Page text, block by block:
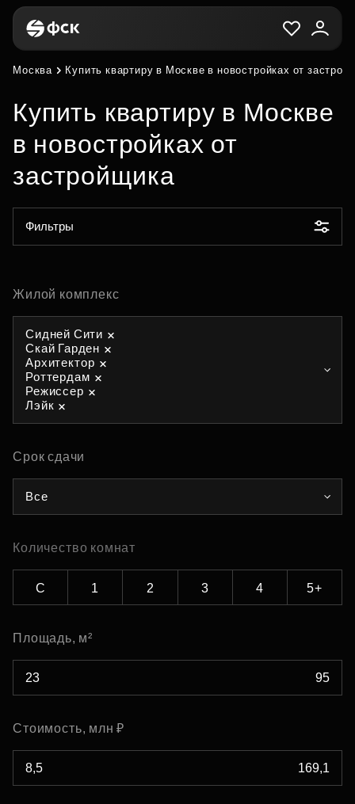
Москва Купить квартиру в Москве в новостройках от
Купить квартиру в Москве
в новостройках от
застройщика
Фильтры
Жилой комплекс
Сидней Сити
Скай Гарден
Архитектор
Роттердам
Режиссер
Лэйк
Срок сдачи
Все
Количество комнат
С 1 2 3 4 5+
Площадь, м²
Стоимость, млн ₽